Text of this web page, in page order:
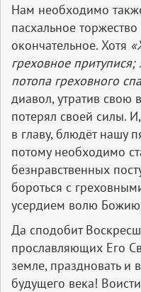
Нам необходимо
пасхальное
окончательное. Хотя
греховное
потопа греховного
диавол, утратив свою
потерял своей силы.
в главу, блюдёт нашу
потому необходимо
безнравственных
бороться с
усердием волю
Да сподобит
прославляющих Его
земле, праздновать и
будущего века!